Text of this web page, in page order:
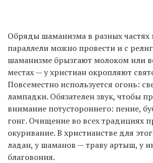
Обряды шаманизма в разных частях
параллели можно провести и с
шаманизме брызгают молоком или
местах — у христиан окропляют
Повсеместно используется огонь:
лампадки. Обязателен звук, чтобы
внимание потустороннего: пение,
гонг. Очищение во всех традициях
окуривание. В христианстве для
ладан, у шаманов — траву артыш, у
благовония.